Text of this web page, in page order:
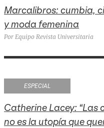
Marcalibros: cumbia,
y moda femenina
Por Equipo Revista Universitaria
ESPECIAL
Catherine Lacey:
no es la utopía que